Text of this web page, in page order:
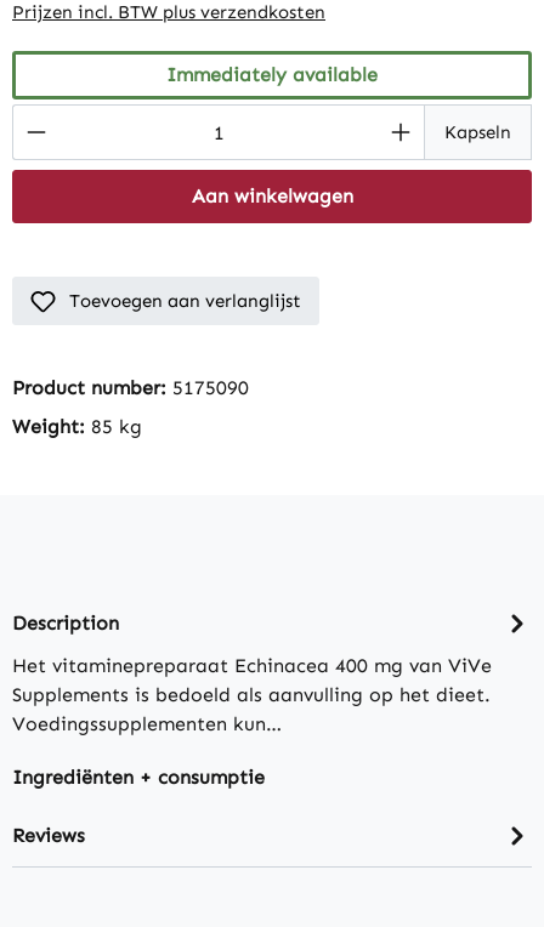
Prijzen incl. BTW plus verzendkosten
Immediately available
Product Quantity: Enter the desiredKapseln
Aan winkelwagen
Toevoegen aan verlanglijst
Product number: 5175090
Weight: 85 kg
Description
Het vitaminepreparaat Echinacea 400 mg van ViVe
Supplements is bedoeld als aanvulling op het dieet.
Voedingssupplementen kun…
Ingrediënten + consumptie
Reviews